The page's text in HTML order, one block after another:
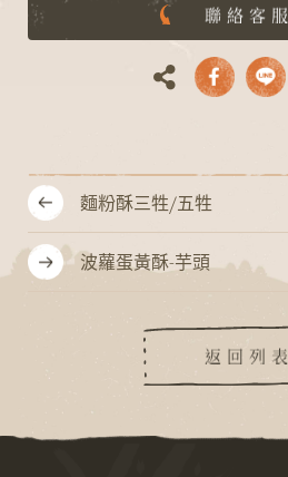
聯絡客服
麵粉酥三牲/五牲
波蘿蛋黃酥-芋頭
返回列表